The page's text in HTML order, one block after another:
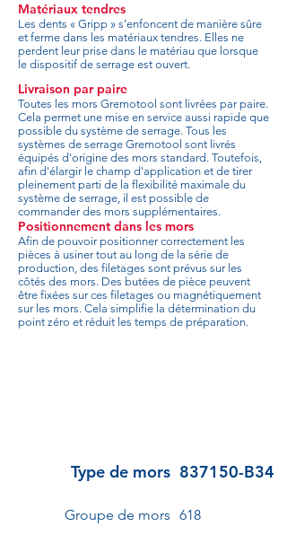
Matériaux tendres
Les dents « Gripp » s’enfoncent de manière sûre
et ferme dans les matériaux tendres. Elles ne
perdent leur prise dans le matériau que lorsque
le dispositif de serrage est ouvert.
Livraison par paire
Toutes les mors Gremotool sont livrées par paire.
Cela permet une mise en service aussi rapide que
possible du système de serrage. Tous les
systèmes de serrage Gremotool sont livrés
équipés d'origine des mors standard. Toutefois,
afin d'élargir le champ d'application et de tirer
pleinement parti de la flexibilité maximale du
système de serrage, il est possible de
commander des mors supplémentaires.
Positionnement dans les mors
Afin de pouvoir positionner correctement les
pièces à usiner tout au long de la série de
production, des filetages sont prévus sur les
côtés des mors. Des butées de pièce peuvent
être fixées sur ces filetages ou magnétiquement
sur les mors. Cela simplifie la détermination du
point zéro et réduit les temps de préparation.
Type de mors 837150-B34
Groupe de mors 618